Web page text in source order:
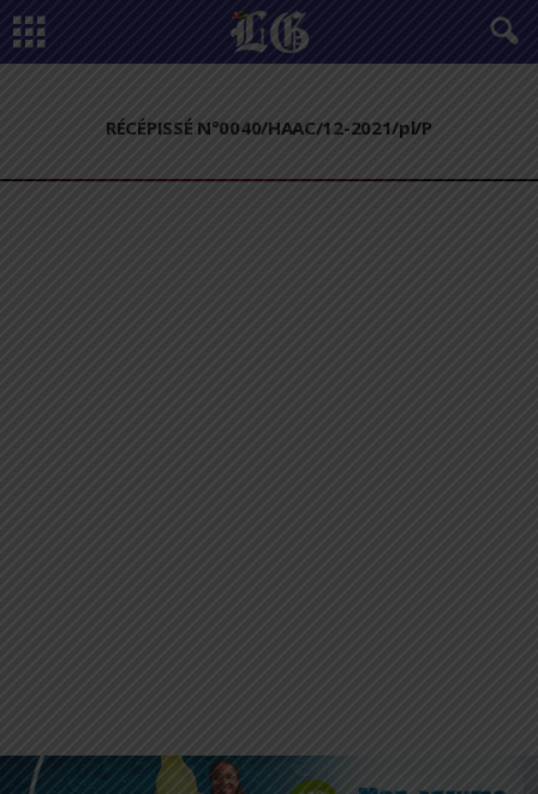
RÉCÉPISSÉ N°0040/HAAC/12-2021/pl/P